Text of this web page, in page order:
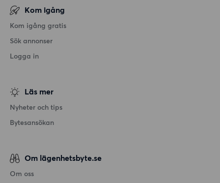
Kom igång
Kom igång gratis
Sök annonser
Logga in
Läs mer
Nyheter och tips
Bytesansökan
Om lägenhetsbyte.se
Om oss